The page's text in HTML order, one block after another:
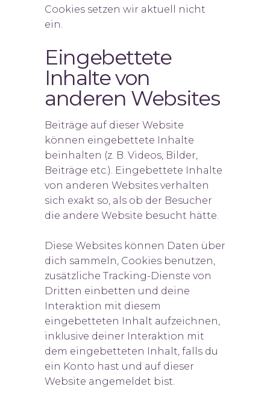
Cookies setzen wir aktuell nicht
ein.
Eingebettete
Inhalte von
anderen Websites
Beiträge auf dieser Website
können eingebettete Inhalte
beinhalten (z. B. Videos, Bilder,
Beiträge etc.). Eingebettete Inhalte
von anderen Websites verhalten
sich exakt so, als ob der Besucher
die andere Website besucht hätte.
Diese Websites können Daten über
dich sammeln, Cookies benutzen,
zusätzliche Tracking-Dienste von
Dritten einbetten und deine
Interaktion mit diesem
eingebetteten Inhalt aufzeichnen,
inklusive deiner Interaktion mit
dem eingebetteten Inhalt, falls du
ein Konto hast und auf dieser
Website angemeldet bist.